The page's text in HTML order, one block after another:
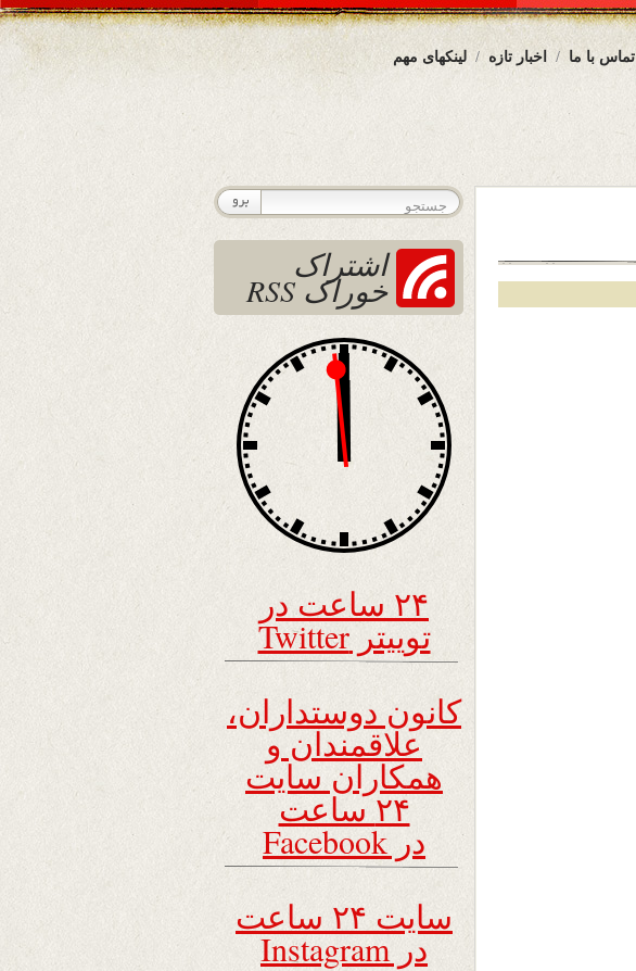
لینکهای مهم اخبار تازه تماس با ما
اشتراک
خوراک RSS
۲۴ ساعت در
توییتر Twitter
کانون دوستداران،
علاقمندان و
همکاران سایت
۲۴ ساعت
در Facebook
سایت ۲۴ ساعت
در Instagram